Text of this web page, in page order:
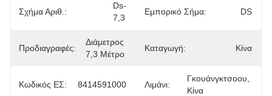
Σχήμα Αριθ.:
Ds-
7,3
Εμπορικό Σήμα: DS
Προδιαγραφές:
Διάμετρος
7,3 Μέτρο
Καταγωγή: Κίνα
Κωδικός ΕΣ: 8414591000 Λιμάνι:
Γκουάνγκτσοου,
Κίνα